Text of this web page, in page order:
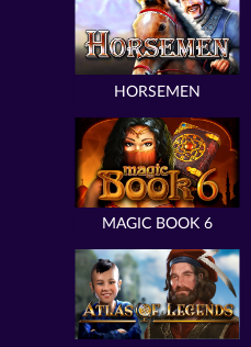
HORSEMEN
MAGIC BOOK 6